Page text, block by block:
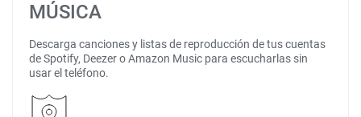
MÚSICA
Descarga canciones y listas de reproducción de tus cuentas
de Spotify, Deezer o Amazon Music para escucharlas sin
usar el teléfono.